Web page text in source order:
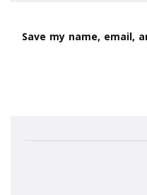
Save my name, email,